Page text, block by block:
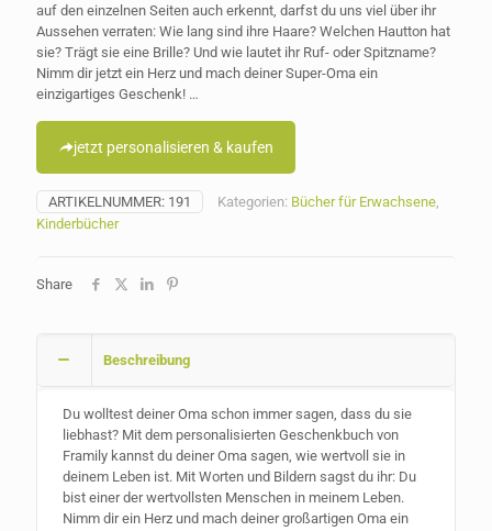
auf den einzelnen Seiten auch erkennt, darfst du uns viel über ihr
Aussehen verraten: Wie lang sind ihre Haare? Welchen Hautton hat
sie? Trägt sie eine Brille? Und wie lautet ihr Ruf- oder Spitzname?
Nimm dir jetzt ein Herz und mach deiner Super-Oma ein
einzigartiges Geschenk! …
jetzt personalisieren & kaufen
ARTIKELNUMMER: 191 Kategorien: Bücher für Erwachsene
Kinderbücher
Share
Beschreibung
Du wolltest deiner Oma schon immer sagen, dass du sie
liebhast? Mit dem personalisierten Geschenkbuch von
Framily kannst du deiner Oma sagen, wie wertvoll sie in
deinem Leben ist. Mit Worten und Bildern sagst du ihr: Du
bist einer der wertvollsten Menschen in meinem Leben.
Nimm dir ein Herz und mach deiner großartigen Oma ein